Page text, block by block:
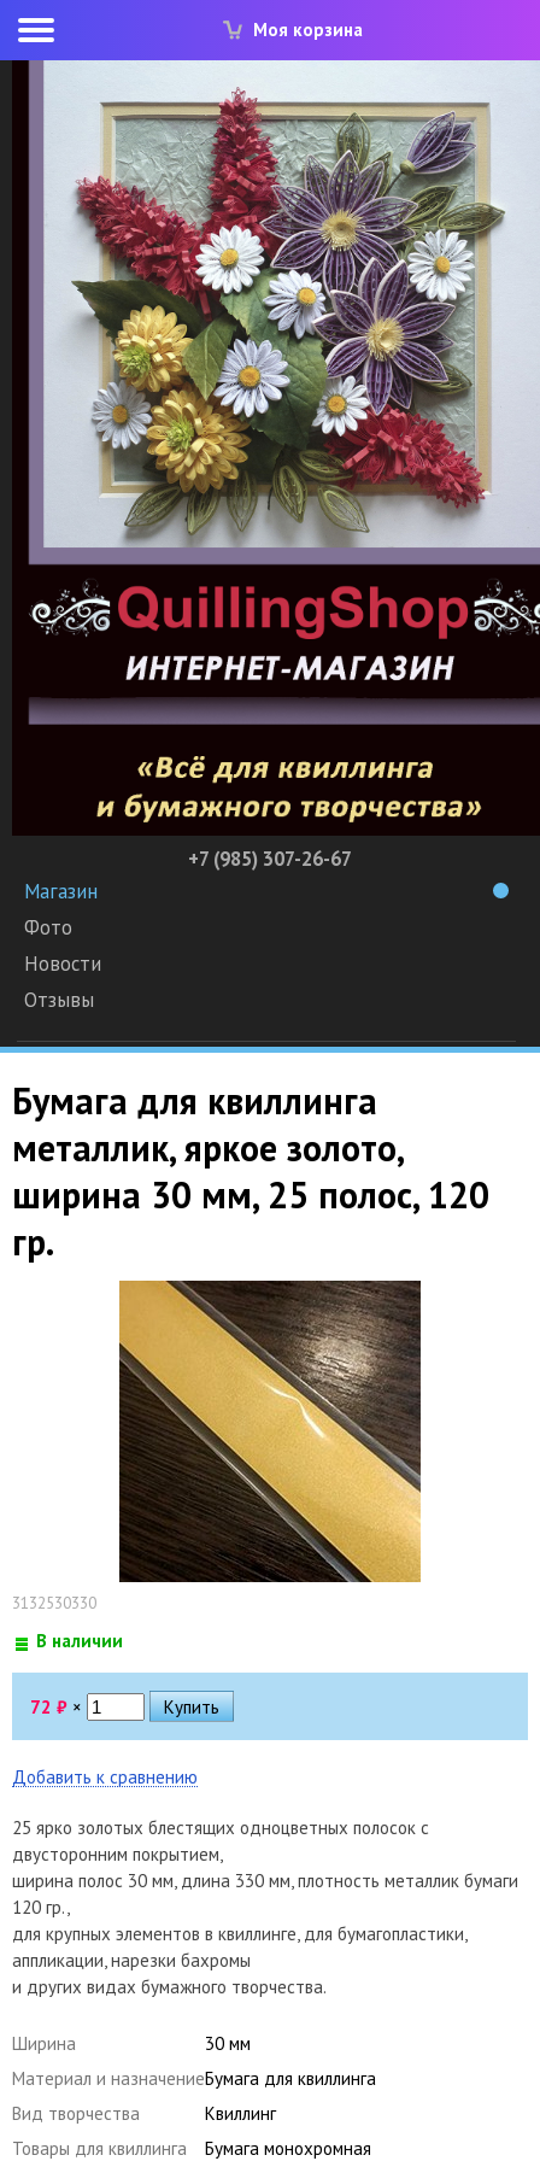
Моя корзина
+7 (985) 307-26-67
Магазин
Фото
Новости
Отзывы
Бумага для квиллинга
металлик, яркое золото,
ширина 30 мм, 25 полос, 120
гр.
3132530330
В наличии
72 ₽ ×
Добавить к сравнению
25 ярко золотых блестящих одноцветных полосок с
двусторонним покрытием,
ширина полос 30 мм, длина 330 мм, плотность металлик бумаги
120 гр.,
для крупных элементов в квиллинге, для бумагопластики,
аппликации, нарезки бахромы
и других видах бумажного творчества.
Ширина
30 мм
Материал и назначениеБумага для квиллинга
Вид творчества
Квиллинг
Товары для квиллинга
Бумага монохромная